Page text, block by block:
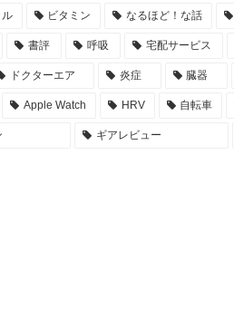
ル ビタミン なるほど！な話
書評 呼吸 宅配サービス
ドクターエア 炎症 臓器
Apple Watch HRV 自転車
ギアレビュー